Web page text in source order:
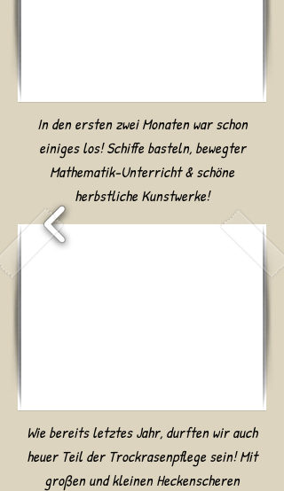
In den ersten zwei Monaten war schon
einiges los! Schiffe basteln, bewegter
Mathematik-Unterricht & schöne
herbstliche Kunstwerke!
Wie bereits letztes Jahr, durften wir auch
heuer Teil der Trockrasenpflege sein! Mit
großen und kleinen Heckenscheren